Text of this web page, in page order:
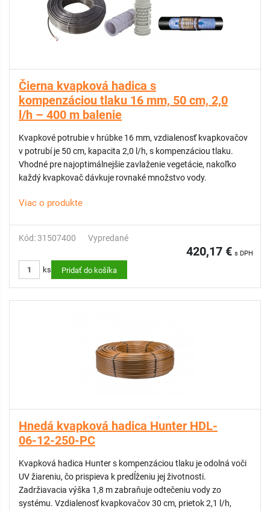
Čierna kvapková hadica s
kompenzáciou tlaku 16 mm, 50 cm, 2,0
l/h – 400 m balenie
Kvapkové potrubie v hrúbke 16 mm, vzdialenosť kvapkovačov
v potrubí je 50 cm, kapacita 2,0 l/h, s kompenzáciou tlaku.
Vhodné pre najoptimálnejšie zavlaženie vegetácie, nakoľko
každý kvapkovač dávkuje rovnaké množstvo vody.
Viac o produkte
Kód: 31507400 Vypredané
420,17 € s DPH
ks Pridať do košíka
Hnedá kvapková hadica Hunter HDL-
06-12-250-PC
Kvapková hadica Hunter s kompenzáciou tlaku je odolná voči
UV žiareniu, čo prispieva k predĺženiu jej životnosti.
Zadržiavacia výška 1,8 m zabraňuje odtečeniu vody zo
systému. Vzdialenosť kvapkovačov 30 cm, prietok 2,1 l/h,